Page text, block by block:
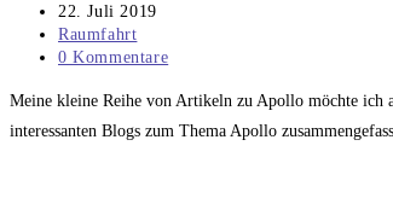
Autor:
Beitrag
veröffentlicht:
22. Juli 2019
Beitrags-
Kategorie:
Raumfahrt
Beitrags-
0 Kommentare
Meine kleine Reihe von Artikeln zu Apollo möchte ich
interessanten Blogs zum Thema Apollo